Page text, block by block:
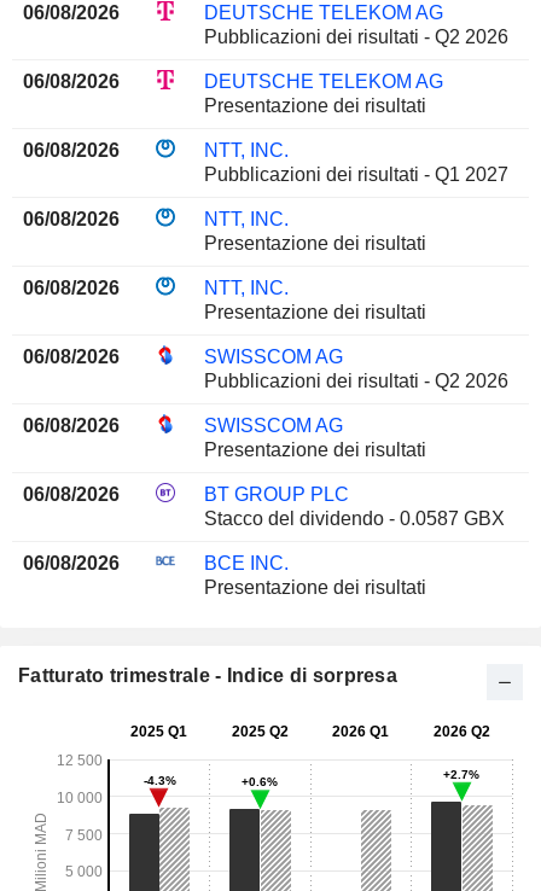
06/08/2026
DEUTSCHE TELEKOM AG
Pubblicazioni dei risultati - Q2 2026
06/08/2026
DEUTSCHE TELEKOM AG
Presentazione dei risultati
06/08/2026
NTT, INC.
Pubblicazioni dei risultati - Q1 2027
06/08/2026
NTT, INC.
Presentazione dei risultati
06/08/2026
NTT, INC.
Presentazione dei risultati
06/08/2026
SWISSCOM AG
Pubblicazioni dei risultati - Q2 2026
06/08/2026
SWISSCOM AG
Presentazione dei risultati
06/08/2026
BT GROUP PLC
Stacco del dividendo - 0.0587 GBX
06/08/2026
BCE INC.
Presentazione dei risultati
Fatturato trimestrale - Indice di sorpresa